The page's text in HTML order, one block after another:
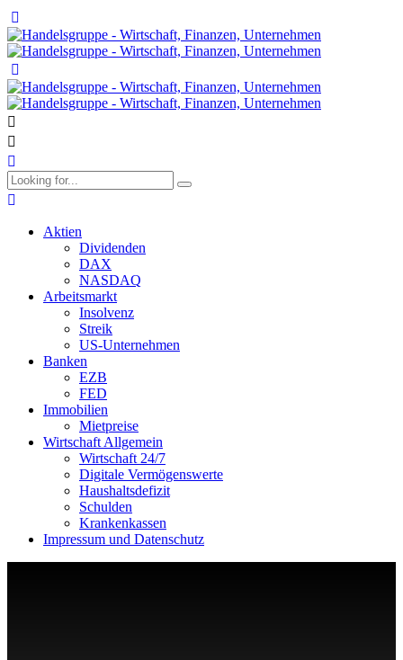
Aktien
Dividenden
DAX
NASDAQ
Arbeitsmarkt
Insolvenz
Streik
US-Unternehmen
Banken
EZB
FED
Immobilien
Mietpreise
Wirtschaft Allgemein
Wirtschaft 24/7
Digitale Vermögenswerte
Haushaltsdefizit
Schulden
Krankenkassen
Impressum und Datenschutz